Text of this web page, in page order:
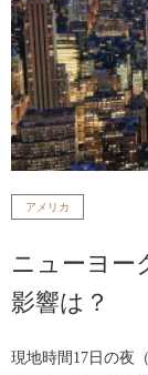
アメリカ
ニューヨー
影響は？
現地時間17日の夜